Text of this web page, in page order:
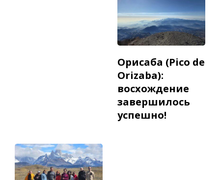
Орисаба (Pico de
Orizaba):
восхождение
завершилось
успешно!